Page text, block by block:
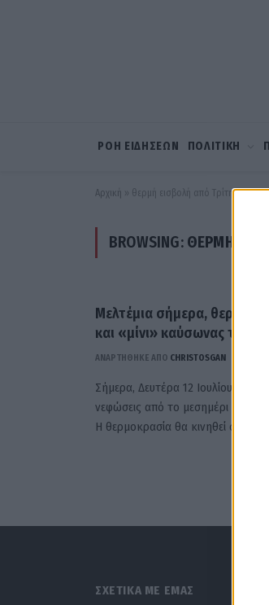
ΡΟΗ ΕΙΔΗΣΕΩΝ ΠΟΛΙΤΙΚΗ
Αρχική » θερμή εισβολή από Τρίτη
BROWSING: ΘΕΡΜΉ
Μελτέμια σήμερα, θερμή
και «μίνι» καύσωνας την
ΑΝΑΡΤΗΘΗΚΕ ΑΠΟ CHRISTOSGAN
Σήμερα, Δευτέρα 12 Ιουλίου 2021
νεφώσεις από το μεσημέρι και
H θερμοκρασία θα κινηθεί σε
ΣΧΕΤΙΚΑ ΜΕ ΕΜΑΣ